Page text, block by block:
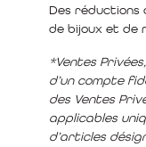
Des réductions
de bijoux et de
*Ventes
d’un compte
des Ventes
applicables
d’articles